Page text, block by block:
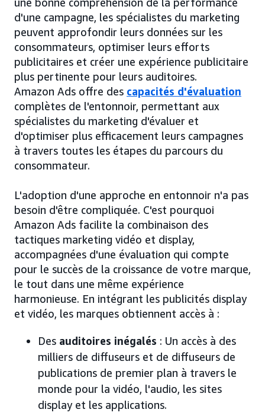
d'une campagne, les spécialistes du marketing
peuvent approfondir leurs données sur les
consommateurs, optimiser leurs efforts
publicitaires et créer une expérience publicitaire
plus pertinente pour leurs auditoires.
Amazon Ads offre des capacités d'évaluation
complètes de l'entonnoir, permettant aux
spécialistes du marketing d'évaluer et
d'optimiser plus efficacement leurs campagnes
à travers toutes les étapes du parcours du
consommateur.
L'adoption d'une approche en entonnoir n'a pas
besoin d'être compliquée. C'est pourquoi
Amazon Ads facilite la combinaison des
tactiques marketing vidéo et display,
accompagnées d'une évaluation qui compte
pour le succès de la croissance de votre marque,
le tout dans une même expérience
harmonieuse. En intégrant les publicités display
et vidéo, les marques obtiennent accès à :
Des auditoires inégalés : Un accès à des
milliers de diffuseurs et de diffuseurs de
publications de premier plan à travers le
monde pour la vidéo, l'audio, les sites
display et les applications.